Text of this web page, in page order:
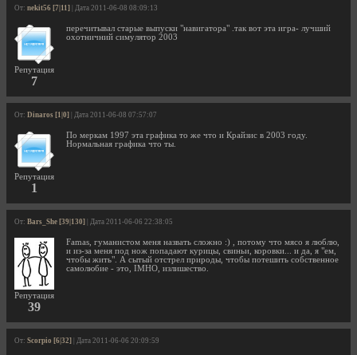
От: nekit56 [7|11] | Дата 2011-06-08 08:09:13
Репутация
7
перечитывал старые выпуски "навигатора" .так вот эта игра- лучший
охотничний симулятор 2003
От: Dinaros [1|0] | Дата 2011-06-08 07:57:07
Репутация
1
По меркам 1997 эта графика то же что и Крайзис в 2003 году.
Нормальная графика что ты.
От: Bars_She [39|130] | Дата 2011-06-06 22:38:05
Репутация
39
Famas, гуманистом меня назвать сложно :) , потому что мясо я люблю,
и из-за меня под нож попадают курицы, свиньи, коровки... и да, я "ем,
чтобы жить". А сытый отстрел природы, чтобы потешить собственное
самолюбие - это, IMHO, излишество.
От: Scorpio [6|32] | Дата 2011-06-06 20:09:59